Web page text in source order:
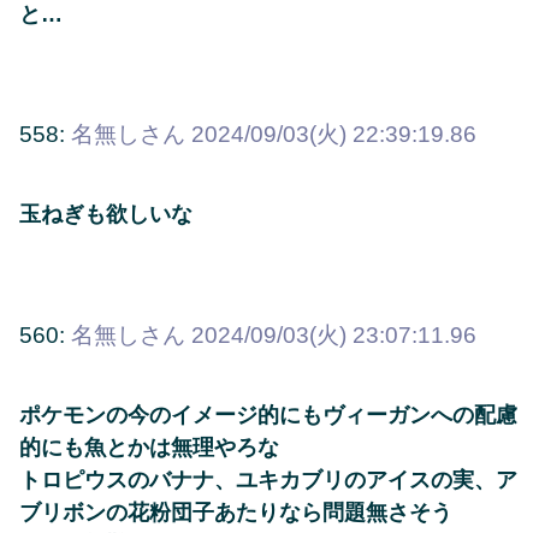
と…
558: 名無しさん 2024/09/03(火) 22:39:19.86
玉ねぎも欲しいな
560: 名無しさん 2024/09/03(火) 23:07:11.96
ポケモンの今のイメージ的にもヴィーガンへの配慮
的にも魚とかは無理やろな
トロピウスのバナナ、ユキカブリのアイスの実、ア
ブリボンの花粉団子あたりなら問題無さそう